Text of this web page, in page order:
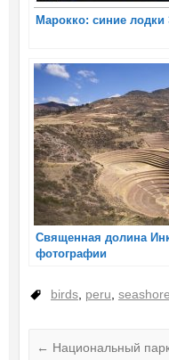
Марокко: синие
Священная долина
фотографии
birds, peru seashore
← Национальный